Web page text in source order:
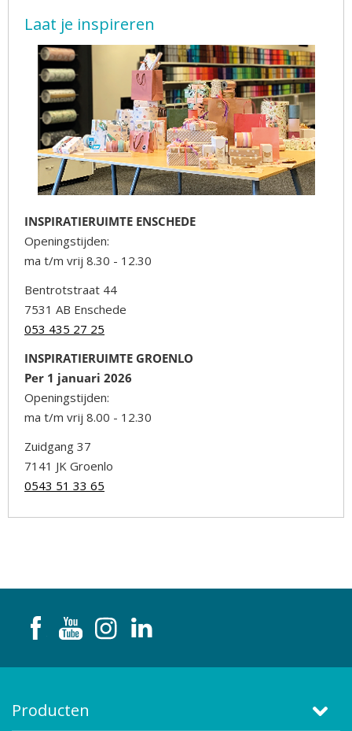
Laat je inspireren
INSPIRATIERUIMTE ENSCHEDE
Openingstijden:
ma t/m vrij 8.30 - 12.30
Bentrotstraat 44
7531 AB Enschede
053 435 27 25
INSPIRATIERUIMTE GROENLO
Per 1 januari 2026
Openingstijden:
ma t/m vrij 8.00 - 12.30
Zuidgang 37
7141 JK Groenlo
0543 51 33 65
Producten